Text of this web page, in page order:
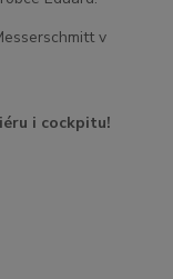
v
i cockpitu!